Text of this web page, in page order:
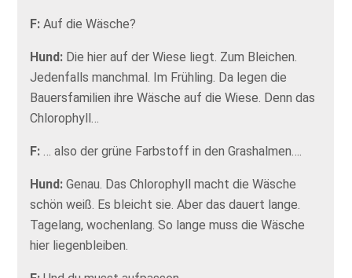
F:Auf die Wäsche?
Hund: Die hier auf der Wiese liegt. Zum Bleichen.
Jedenfalls manchmal. Im Frühling. Da legen die
Bauersfamilien ihre Wäsche auf die Wiese. Denn das
Chlorophyll…
F:… also der grüne Farbstoff in den Grashalmen….
Hund:Genau. Das Chlorophyll macht die Wäsche
schön weiß. Es bleicht sie. Aber das dauert lange.
Tagelang, wochenlang. So lange muss die Wäsche
hier liegenbleiben.